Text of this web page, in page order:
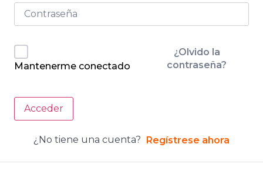
Mantenerme conectado
¿Olvido la
contraseña?
Acceder
¿No tiene una cuenta? Regístrese ahora